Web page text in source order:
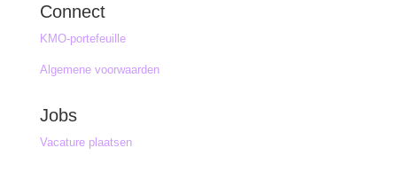
Connect
KMO-portefeuille
Algemene voorwaarden
Jobs
Vacature plaatsen